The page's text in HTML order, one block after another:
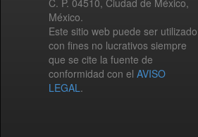
C. P. 04510, Ciudad de México,
México.
Este sitio web puede ser utilizado
con fines no lucrativos siempre
que se cite la fuente de
conformidad con el AVISO
LEGAL.